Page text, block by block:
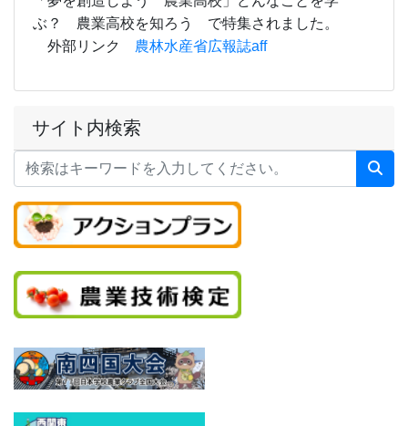
サイト内検索
ぶ？ 農業高校を知ろう で特集されました。
外部リンク 農林水産省広報誌aff